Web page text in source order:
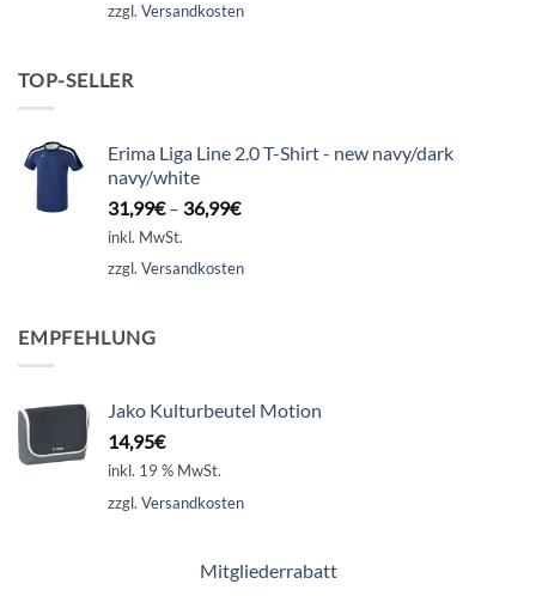
zzgl. Versandkosten
TOP-SELLER
Erima Liga Line 2.0 T-Shirt - new navy/dark
navy/white
31,99€– 36,99€
inkl. MwSt.
zzgl. Versandkosten
EMPFEHLUNG
Jako Kulturbeutel Motion
14,95€
inkl. 19 % MwSt.
zzgl. Versandkosten
Mitgliederrabatt